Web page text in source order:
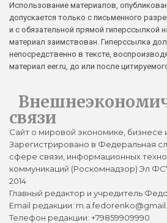
Использование материалов,
допускается только с письменного
и с обязательной прямой гиперссылкой
материал заимствован. Гиперссылка
непосредственно в тексте,
материал eer.ru, до или после
связи
Сайт о мировой экономике, бизнесе
Зарегистрировано в Федеральная
сфере связи, информационных
коммуникаций (Роскомнадзор) Эл
2014
Главный редактор и учредитель
Email редакции:
Телефон редакции: +79859909990